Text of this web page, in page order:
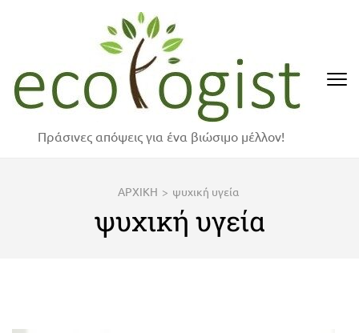
Enter)
Πράσινες απόψεις για ένα βιώσιμο μέλλον!
ΑΡΧΙΚΗ > ψυχική υγεία
ψυχική υγεία